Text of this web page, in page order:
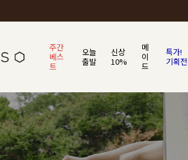
주간
베스
트
오늘
출발
신상
10%
메
이
드
특가!
기획전